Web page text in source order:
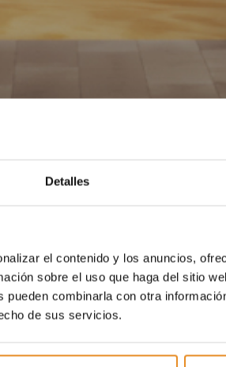
Detalles
el contenido y los anuncios,
sobre el uso que haga del sitio
combinarla con otra
de sus servicios.